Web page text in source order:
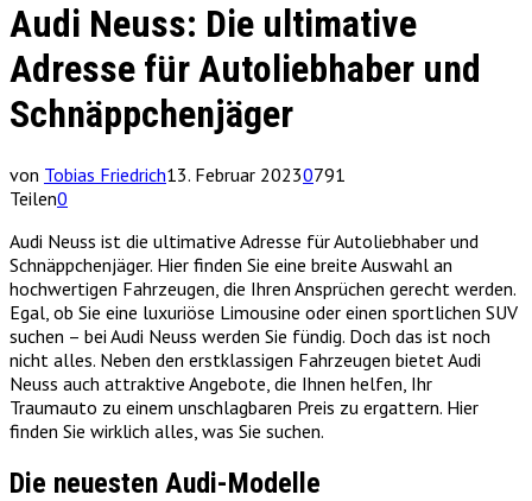
Audi Neuss: Die ultimative
Adresse für Autoliebhaber und
Schnäppchenjäger
von Tobias Friedrich13. Februar 20230791
Teilen0
Audi Neuss ist die ultimative Adresse für Autoliebhaber und
Schnäppchenjäger. Hier finden Sie eine breite Auswahl an
hochwertigen Fahrzeugen, die Ihren Ansprüchen gerecht werden.
Egal, ob Sie eine luxuriöse Limousine oder einen sportlichen SUV
suchen – bei Audi Neuss werden Sie fündig. Doch das ist noch
nicht alles. Neben den erstklassigen Fahrzeugen bietet Audi
Neuss auch attraktive Angebote, die Ihnen helfen, Ihr
Traumauto zu einem unschlagbaren Preis zu ergattern. Hier
finden Sie wirklich alles, was Sie suchen.
Die neuesten Audi-Modelle